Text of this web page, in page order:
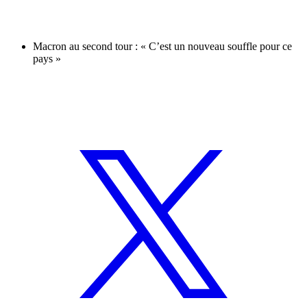
Macron au second tour : « C’est un nouveau souffle pour ce
pays »